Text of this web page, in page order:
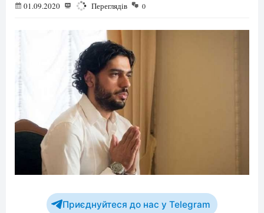
01.09.2020 1078 Переглядів 0
Приєднуйтеся до нас у Telegram